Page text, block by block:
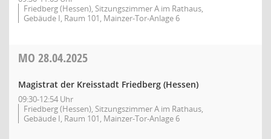
Friedberg (Hessen), Sitzungszimmer A im Rathaus,
Gebäude I, Raum 101, Mainzer-Tor-Anlage 6
MO 28.04.2025
Magistrat der Kreisstadt Friedberg (Hessen)
09:30-12:54 Uhr
Friedberg (Hessen), Sitzungszimmer A im Rathaus,
Gebäude I, Raum 101, Mainzer-Tor-Anlage 6